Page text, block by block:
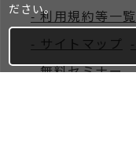
利用規約等一覧
サイトマップ
無料セミナー
ださい。